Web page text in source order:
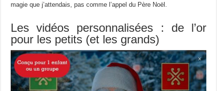
magie que j’attendais, pas comme l’appel du Père Noël.
Les vidéos personnalisées : de l’or
pour les petits (et les grands)